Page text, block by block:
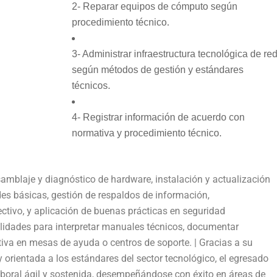
2- Reparar equipos de cómputo según
procedimiento técnico.
3- Administrar infraestructura tecnológica de red
según métodos de gestión y estándares
técnicos.
4- Registrar información de acuerdo con
normativa y procedimiento técnico.
y diagnóstico de hardware, instalación y actualización
básicas, gestión de respaldos de información,
y aplicación de buenas prácticas en seguridad
para interpretar manuales técnicos, documentar
en mesas de ayuda o centros de soporte. | Gracias a su
a los estándares del sector tecnológico, el egresado
ágil y sostenida, desempeñándose con éxito en áreas de